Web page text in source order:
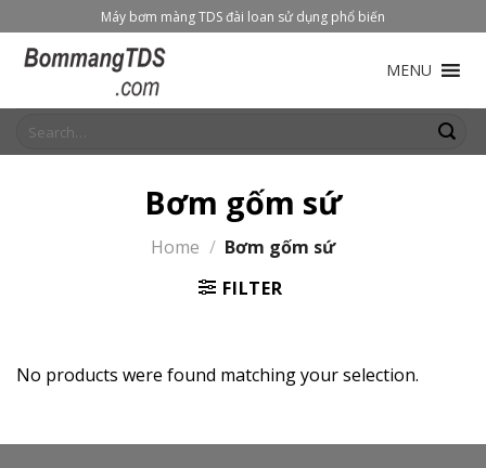
to
content
Máy bơm màng TDS đài loan sử dụng phổ biến
MENU
for:
Bơm gốm sứ
Home / Bơm gốm sứ
FILTER
No products were found matching your selection.